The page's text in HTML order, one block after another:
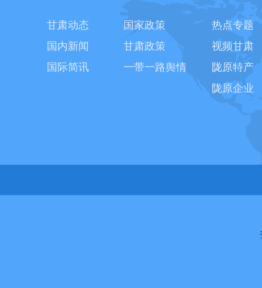
甘肃动态
国内新闻
国际简讯
国家政策
甘肃政策
一带一路舆情
热点专题
视频甘肃
陇原特产
陇原企业